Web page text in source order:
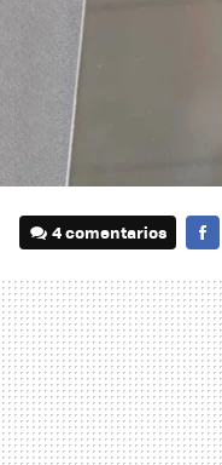
4 comentarios